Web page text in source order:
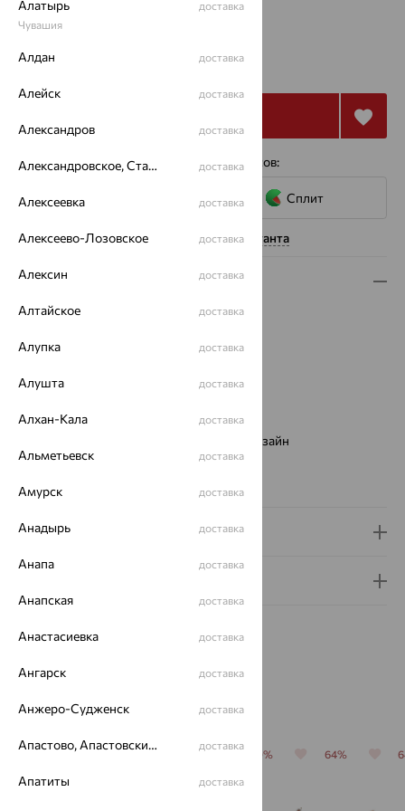
от 43 583 121 065
4 платежа по 10 896₽ с помощью сервисов:
Сплит
Нужна помощь консультанта
Описание
Вид изделия:
Металл:
Цвет металла:
Страна происхождения:
РОССИЯ
Европейский дизайн
Бренд: EFREMOV
Доставка и оплата
Похожие изделия
64% 64% 70% 70% 64%
Алатырь
Чувашия
доставка
Алдан доставка
Алейск доставка
Александров доставка
Александровское, Ставропольский край доставка
Алексеевка доставка
Алексеево-Лозовское доставка
Алексин доставка
Алтайское доставка
Алупка доставка
Алушта доставка
Алхан-Кала доставка
Альметьевск доставка
Амурск доставка
Анадырь доставка
Анапа доставка
Анапская доставка
Анастасиевка доставка
Ангарск доставка
Анжеро-Судженск доставка
Апастово, Апастовский район доставка
Апатиты доставка